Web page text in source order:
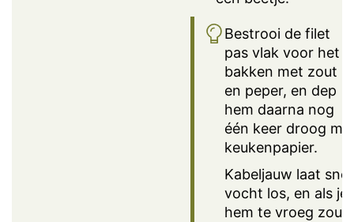
Bestrooi de filet
pas vlak voor het
bakken met zout
en peper, en dep
hem daarna nog
één keer droog
keukenpapier.
Kabeljauw laat snel
vocht los, en als je
hem te vroeg zout,